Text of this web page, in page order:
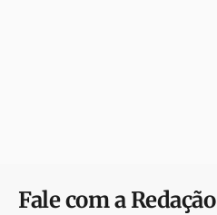
Fale com a Redação